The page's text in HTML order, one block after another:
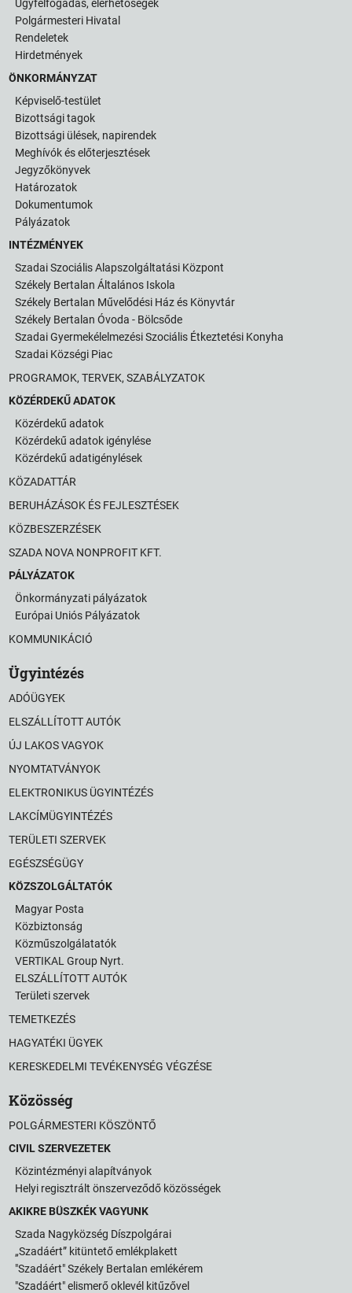
Ügyfélfogadás, elérhetőségek
Polgármesteri Hivatal
Rendeletek
Hirdetmények
ÖNKORMÁNYZAT
Képviselő-testület
Bizottsági tagok
Bizottsági ülések, napirendek
Meghívók és előterjesztések
Jegyzőkönyvek
Határozatok
Dokumentumok
Pályázatok
INTÉZMÉNYEK
Szadai Szociális Alapszolgáltatási Központ
Székely Bertalan Általános Iskola
Székely Bertalan Művelődési Ház és Könyvtár
Székely Bertalan Óvoda - Bölcsőde
Szadai Gyermekélelmezési Szociális Étkeztetési Konyha
Szadai Községi Piac
PROGRAMOK, TERVEK, SZABÁLYZATOK
KÖZÉRDEKŰ ADATOK
Közérdekű adatok
Közérdekű adatok igénylése
Közérdekű adatigénylések
KÖZADATTÁR
BERUHÁZÁSOK ÉS FEJLESZTÉSEK
KÖZBESZERZÉSEK
SZADA NOVA NONPROFIT KFT.
PÁLYÁZATOK
Önkormányzati pályázatok
Európai Uniós Pályázatok
KOMMUNIKÁCIÓ
Ügyintézés
ADÓÜGYEK
ELSZÁLLÍTOTT AUTÓK
ÚJ LAKOS VAGYOK
NYOMTATVÁNYOK
ELEKTRONIKUS ÜGYINTÉZÉS
LAKCÍMÜGYINTÉZÉS
TERÜLETI SZERVEK
EGÉSZSÉGÜGY
KÖZSZOLGÁLTATÓK
Magyar Posta
Közbiztonság
Közműszolgálatatók
VERTIKAL Group Nyrt.
ELSZÁLLÍTOTT AUTÓK
Területi szervek
TEMETKEZÉS
HAGYATÉKI ÜGYEK
KERESKEDELMI TEVÉKENYSÉG VÉGZÉSE
Közösség
POLGÁRMESTERI KÖSZÖNTŐ
CIVIL SZERVEZETEK
Közintézményi alapítványok
Helyi regisztrált önszerveződő közösségek
AKIKRE BÜSZKÉK VAGYUNK
Szada Nagyközség Díszpolgárai
„Szadáért” kitüntető emlékplakett
"Szadáért" Székely Bertalan emlékérem
"Szadáért" elismerő oklevél kitűzővel